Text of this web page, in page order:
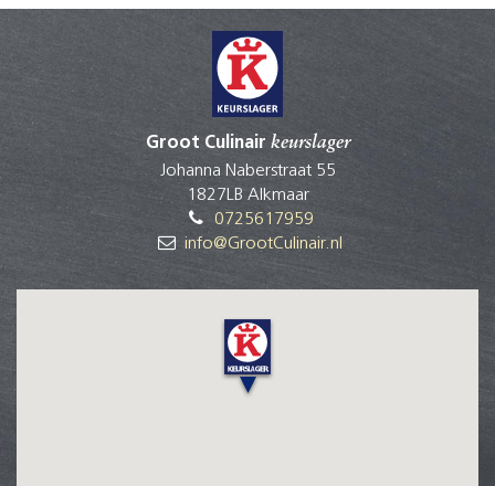
Groot Culinair keurslager
Johanna Naberstraat 55
1827LB Alkmaar
0725617959
info@GrootCulinair.nl